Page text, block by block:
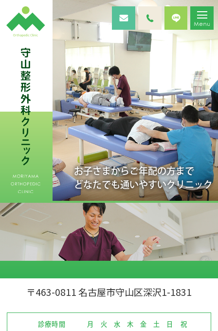
お子さまからご年配の方まで
どなたでも通いやすいクリニック
〒463-0811 名古屋市守山区深沢1-1831
診療時間 月 火 水 木 金 土 日 祝